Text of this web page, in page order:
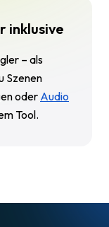
inklusive
– als
Szenen
oder Audio
Tool.